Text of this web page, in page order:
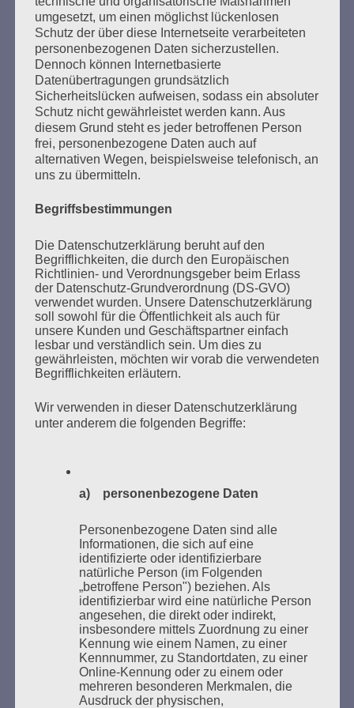
Esther Bejarano - 5. Februar 2017
SUCHEN
MARATHONLESUNG AUS DEN
VERBRANNTEN BÜCHERN
Kaifu-Ufer – genau an dem Ort, wo im Mai 1933 NS-
Studentenorganisationen und Burschenschaftler
Bücher verbrannten.
Weitere Informationen:lesezeichen-setzen.de
GEDENKEN UND ERINNERN BEGINNT IN
UNSERER NACHBARSCHAFT
umgesetzt, um einen möglichst lückenlosen
Schutz der über diese Internetseite verarbeiteten
personenbezogenen Daten sicherzustellen.
Dennoch können Internetbasierte
Datenübertragungen grundsätzlich
Sicherheitslücken aufweisen, sodass ein absoluter
Schutz nicht gewährleistet werden kann. Aus
diesem Grund steht es jeder betroffenen Person
frei, personenbezogene Daten auch auf
alternativen Wegen, beispielsweise telefonisch, an
uns zu übermitteln.
Begriffsbestimmungen
Die Datenschutzerklärung beruht auf den
Begrifflichkeiten, die durch den Europäischen
Richtlinien- und Verordnungsgeber beim Erlass
der Datenschutz-Grundverordnung (DS-GVO)
verwendet wurden. Unsere Datenschutzerklärung
soll sowohl für die Öffentlichkeit als auch für
unsere Kunden und Geschäftspartner einfach
lesbar und verständlich sein. Um dies zu
gewährleisten, möchten wir vorab die verwendeten
Begrifflichkeiten erläutern.
Wir verwenden in dieser Datenschutzerklärung
unter anderem die folgenden Begriffe:
a) personenbezogene Daten
Personenbezogene Daten sind alle
Informationen, die sich auf eine
identifizierte oder identifizierbare
natürliche Person (im Folgenden
„betroffene Person") beziehen. Als
identifizierbar wird eine natürliche Person
angesehen, die direkt oder indirekt,
insbesondere mittels Zuordnung zu einer
Kennung wie einem Namen, zu einer
Kennnummer, zu Standortdaten, zu einer
Online-Kennung oder zu einem oder
mehreren besonderen Merkmalen, die
Ausdruck der physischen,